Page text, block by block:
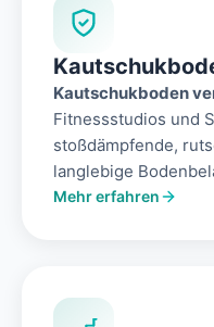
Kautschukboden
Fitnessstudios und
stoßdämpfende,
langlebige
Mehr erfahren